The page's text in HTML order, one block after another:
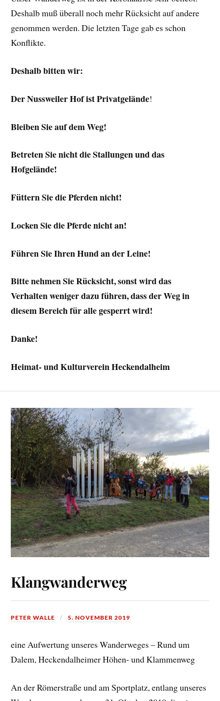
Deshalb muß überall noch mehr Rücksicht auf andere
genommen werden. Die letzten Tage gab es schon
Konflikte.
Deshalb bitten wir:
Der Nussweiler Hof ist Privatgelände!
Bleiben Sie auf dem Weg!
Betreten Sie nicht die Stallungen und das
Hofgelände!
Füttern Sie die Pferden nicht!
Locken Sie die Pferde nicht an!
Führen Sie Ihren Hund an der Leine!
Bitte nehmen Sie Rücksicht, sonst wird das
Verhalten weniger dazu führen, dass der Weg in
diesem Bereich für alle gesperrt wird!
Danke!
Heimat- und Kulturverein Heckendalheim
Klangwanderweg
PETER WALLE 5. NOVEMBER 2019
eine Aufwertung unseres Wanderweges – Rund um
Dalem, Heckendalheimer Höhen- und Klammenweg
An der Römerstraße und am Sportplatz, entlang unseres